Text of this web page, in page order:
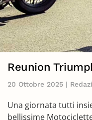
Reunion
20 Ottobre 2025 |
Una giornata tutti
bellissime